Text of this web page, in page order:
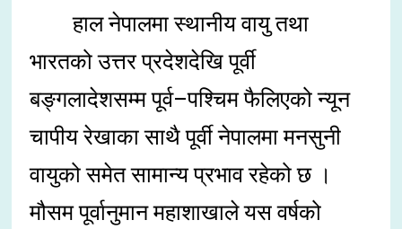
हाल नेपालमा स्थानीय वायु तथा
भारतको उत्तर प्रदेशदेखि पूर्वी
बङ्गलादेशसम्म पूर्व–पश्चिम फैलिएको न्यून
चापीय रेखाका साथै पूर्वी नेपालमा मनसुनी
वायुको समेत सामान्य प्रभाव रहेको छ ।
मौसम पूर्वानुमान महाशाखाले यस वर्षको